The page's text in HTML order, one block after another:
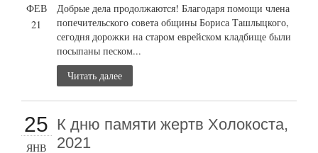
ФЕВ
21
Добрые дела продолжаются! Благодаря помощи члена
попечительского совета общины Бориса Ташлыцкого,
сегодня дорожки на старом еврейском кладбище были
посыпаны песком...
Читать далее
25
ЯНВ
К дню памяти жертв Холокоста,
2021